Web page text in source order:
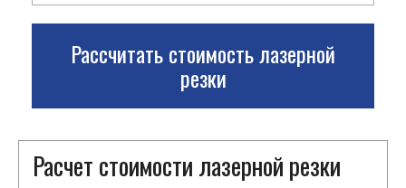
Рассчитать стоимость лазерной
резки
Расчет стоимости лазерной резки